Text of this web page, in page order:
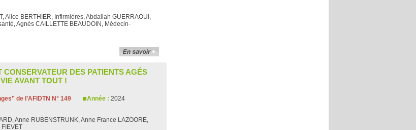
Alice BERTHIER, Infirmières, Abdallah GUERRAOUI,
Agnès CAILLETTE BEAUDOIN, Médecin-
DES PATIENTS AGÉS
AVANT TOUT !
de l’AFIDTN N° 149 Année : 2024
Anne RUBENSTRUNK, Anne France LAZOORE,